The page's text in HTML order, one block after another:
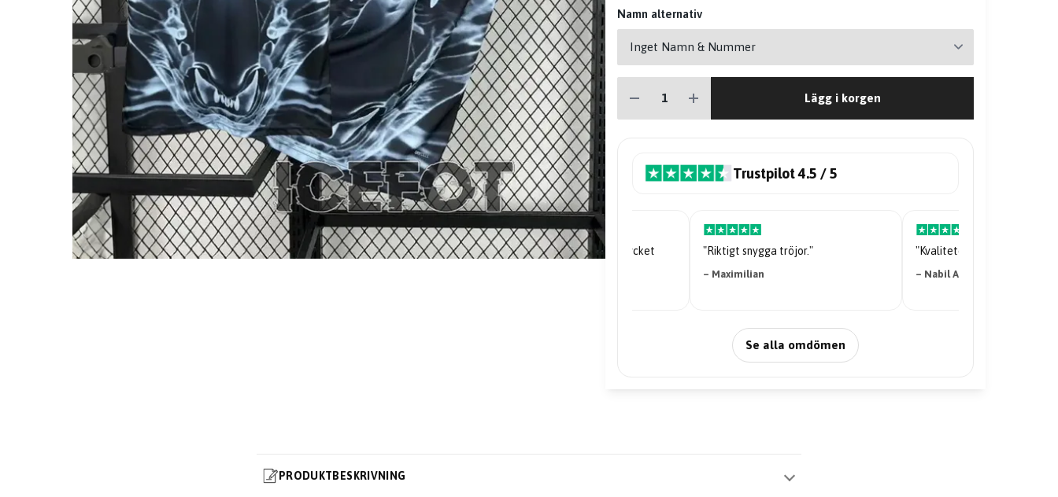
Namn alternativ
Lägg i korgen
Trustpilot 4.5 / 5
"Mycket nöjd... priserna är mycket
"Riktigt snygga tröjor."
– Maximilian
"Kvaliteten på tröjan är
– Nabil Abdi
Se alla omdömen
PRODUKTBESKRIVNING